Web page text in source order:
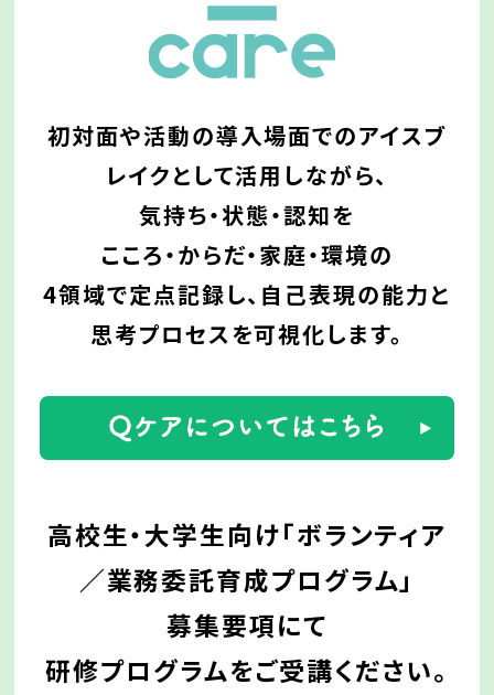
初対面や活動の導入場面でのアイスブ
レイクとして活用しながら、
気持ち・状態・認知を
こころ・からだ・家庭・環境の
4領域で定点記録し、 自己表現の能力と
思考プロセスを可視化します。
高校生・大学生向け「ボランティア
／業務委託育成プログラム」
募集要項にて
研修プログラムをご受講ください。